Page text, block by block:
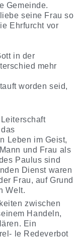
Gemeinde.
seine Frau so
Ehrfurcht vor
in der
mehr
worden seid,
Leben im Geist,
und Frau als
Paulus sind
Dienst waren
Frau, auf Grund
Welt.
zwischen
Handeln,
Ein
le Redeverbot